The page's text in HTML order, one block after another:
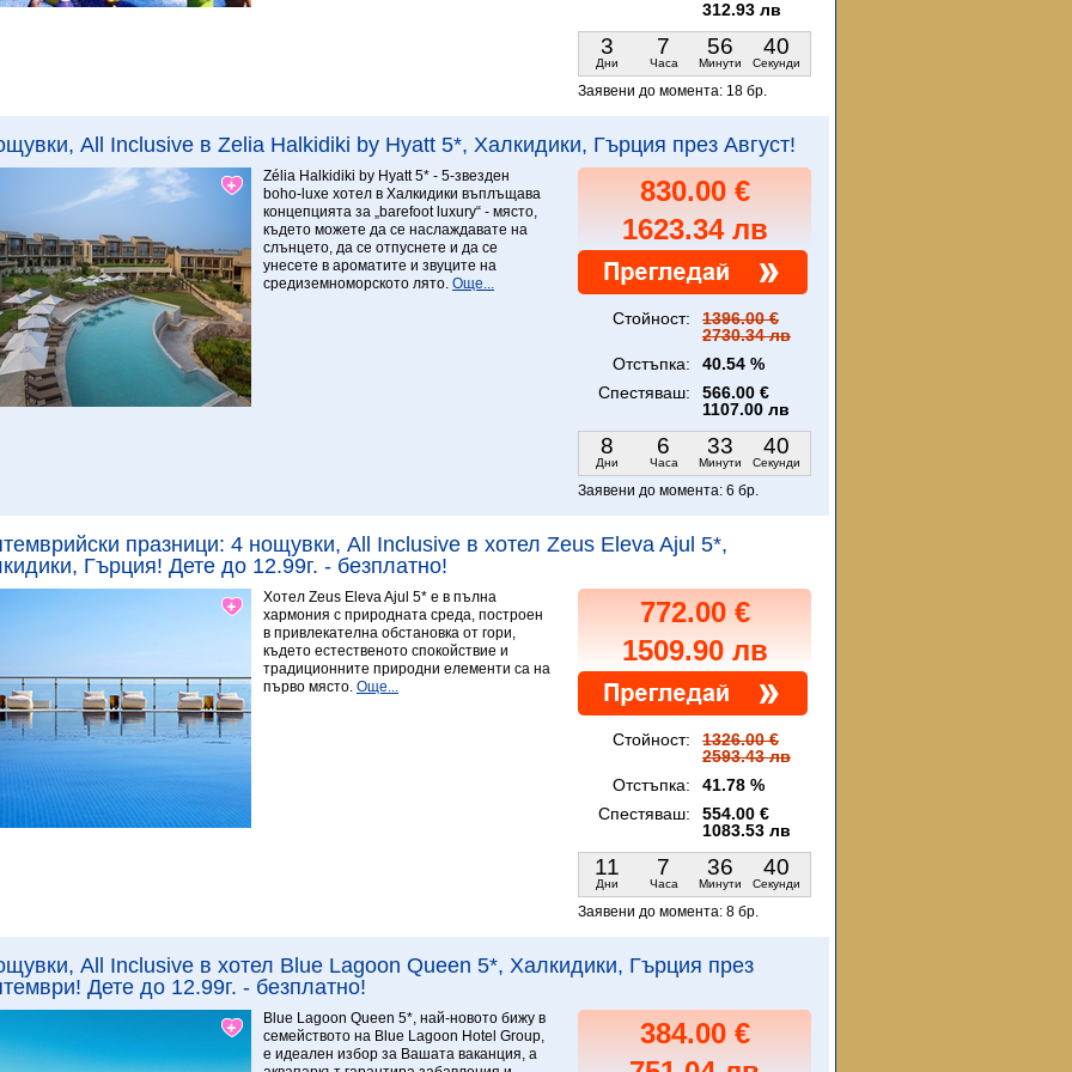
8.78 Превъзходен
312.93 лв
3
Дни
7
Часа
56
Минути
38
Секунди
Заявени до момента: 18 бр.
All Inclusive в Zelia Halkidiki by Hyatt 5*, Халкидики, Гърция през Август!
Zélia Halkidiki by Hyatt 5* - 5-звезден
boho-luxe хотел в Халкидики въплъщава
концепцията за „barefoot luxury“ - място,
където можете да се наслаждавате на
слънцето, да се отпуснете и да се
унесете в ароматите и звуците на
средиземноморското лято. Още...
830.00 €
1623.34 лв
Стойност:
1396.00 €
2730.34 лв
Отстъпка:
40.54 %
Спестяваш:
566.00 €
1107.00 лв
8
Дни
6
Часа
33
Минути
38
Секунди
Заявени до момента: 6 бр.
празници: 4 нощувки, All Inclusive в хотел Zeus Eleva Ajul 5*,
Гърция! Дете до 12.99г. - безплатно!
9.29 Изключителен
Хотел Zeus Eleva Ajul 5* е в пълна
хармония с природната среда, построен
в привлекателна обстановка от гори,
където естественото спокойствие и
традиционните природни елементи са на
първо място. Още...
772.00 €
1509.90 лв
Стойност:
1326.00 €
2593.43 лв
Отстъпка:
41.78 %
Спестяваш:
554.00 €
1083.53 лв
11
Дни
7
Часа
36
Минути
38
Секунди
Заявени до момента: 8 бр.
All Inclusive в хотел Blue Lagoon Queen 5*, Халкидики, Гърция през
Дете до 12.99г. - безплатно!
Blue Lagoon Queen 5*, най-новото бижу в
семейството на Blue Lagoon Hotel Group,
е идеален избор за Вашата ваканция, а
384.00 €